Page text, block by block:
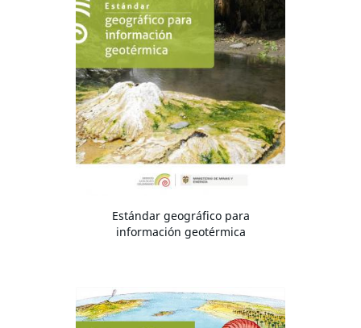
Estándar geográfico para
información geotérmica